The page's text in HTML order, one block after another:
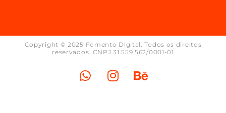
Copyright © 2025 Fomento Digital. Todos os direitos
reservados. CNPJ 31.559.562/0001-01